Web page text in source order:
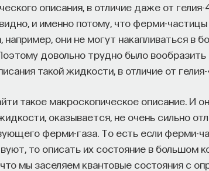
описания, в отличие даже от гелия-
и именно потому, что ферми-
например, они не могут накапливаться в
довольно трудно было вообразить
такой жидкости, в отличие от гелия-
такое макроскопическое описание. И
оказывается, не очень сильно
ферми-газа. То есть если ферми-
то описать их состояние в большом
мы заселяем квантовые состояния с